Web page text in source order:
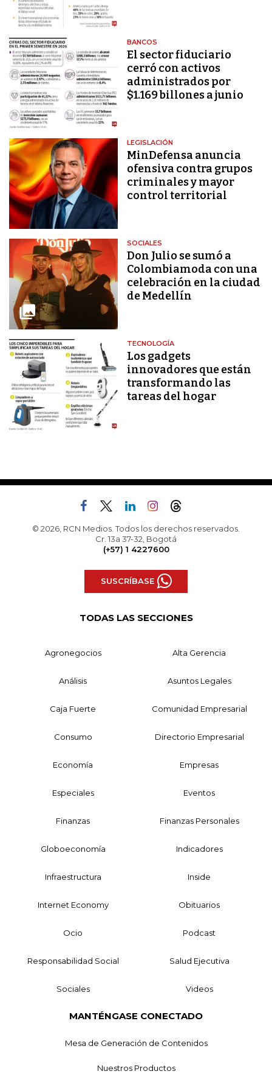
BANCOS
El sector fiduciario
cerró con activos
administrados por
$1.169 billones a junio
LEGISLACIÓN
MinDefensa anuncia
ofensiva contra grupos
criminales y mayor
control territorial
SOCIALES
Don Julio se sumó a
Colombiamoda con una
celebración en la ciudad
de Medellín
TECNOLOGÍA
Los gadgets
innovadores que están
transformando las
tareas del hogar
© 2026, RCN Medios. Todos los derechos reservados.
Cr. 13a 37-32, Bogotá
(+57) 1 4227600
SUSCRÍBASE
TODAS LAS SECCIONES
Agronegocios Alta Gerencia
Análisis Asuntos Legales
Caja Fuerte Comunidad Empresarial
Consumo Directorio Empresarial
Economía Empresas
Especiales Eventos
Finanzas Finanzas Personales
Globoeconomía Indicadores
Infraestructura Inside
Internet Economy Obituarios
Ocio Podcast
Responsabilidad Social Salud Ejecutiva
Sociales Videos
MANTÉNGASE CONECTADO
Mesa de Generación de Contenidos
Nuestros Productos